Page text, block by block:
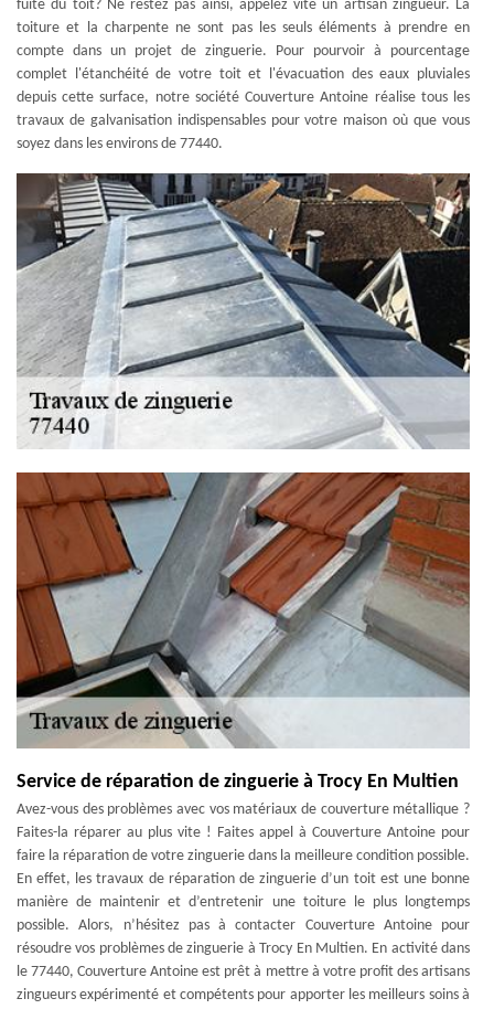
fuite du toit? Ne restez pas ainsi, appelez vite un artisan zingueur. La
toiture et la charpente ne sont pas les seuls éléments à prendre en
compte dans un projet de zinguerie. Pour pourvoir à pourcentage
complet l'étanchéité de votre toit et l'évacuation des eaux pluviales
depuis cette surface, notre société Couverture Antoine réalise tous les
travaux de galvanisation indispensables pour votre maison où que vous
soyez dans les environs de 77440.
Service de réparation de zinguerie à Trocy En Multien
Avez-vous des problèmes avec vos matériaux de couverture métallique ?
Faites-la réparer au plus vite ! Faites appel à Couverture Antoine pour
faire la réparation de votre zinguerie dans la meilleure condition possible.
En effet, les travaux de réparation de zinguerie d’un toit est une bonne
manière de maintenir et d’entretenir une toiture le plus longtemps
possible. Alors, n’hésitez pas à contacter Couverture Antoine pour
résoudre vos problèmes de zinguerie à Trocy En Multien. En activité dans
le 77440, Couverture Antoine est prêt à mettre à votre profit des artisans
zingueurs expérimenté et compétents pour apporter les meilleurs soins à